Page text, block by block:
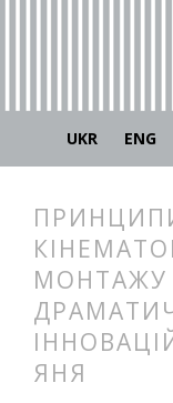
UKR ENG
МОНТАЖУ
ЯНЯ